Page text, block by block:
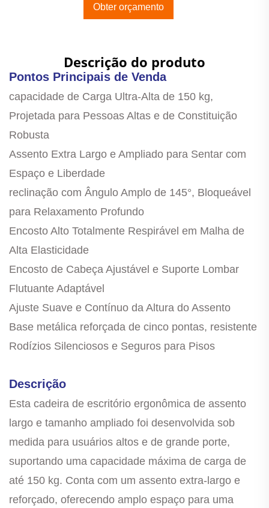
Obter orçamento
Descrição do produto
Pontos Principais de Venda
capacidade de Carga Ultra-Alta de 150 kg,
Projetada para Pessoas Altas e de Constituição
Robusta
Assento Extra Largo e Ampliado para Sentar com
Espaço e Liberdade
reclinação com Ângulo Amplo de 145°, Bloqueável
para Relaxamento Profundo
Encosto Alto Totalmente Respirável em Malha de
Alta Elasticidade
Encosto de Cabeça Ajustável e Suporte Lombar
Flutuante Adaptável
Ajuste Suave e Contínuo da Altura do Assento
Base metálica reforçada de cinco pontas, resistente
Rodízios Silenciosos e Seguros para Pisos
Descrição
Esta cadeira de escritório ergonômica de assento
largo e tamanho ampliado foi desenvolvida sob
medida para usuários altos e de grande porte,
suportando uma capacidade máxima de carga de
até 150 kg. Conta com um assento extra-largo e
reforçado, oferecendo amplo espaço para uma